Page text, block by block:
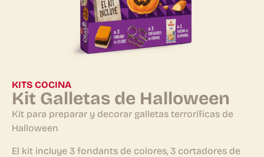
KITS COCINA
Kit Galletas de Halloween
Kit para preparar y decorar galletas terroríficas de
Halloween
El kit incluye 3 fondants de colores, 3 cortadores de